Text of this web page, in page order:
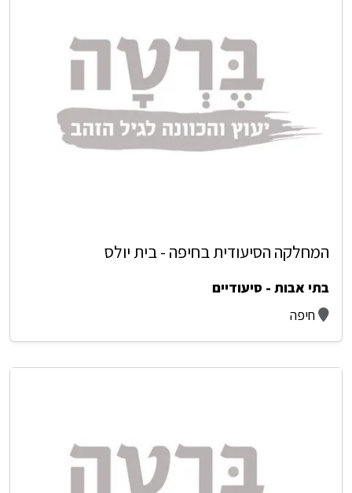
המחלקה הסיעודית בחיפה - בית יולס
בתי אבות - סיעודיים
חיפה